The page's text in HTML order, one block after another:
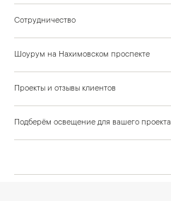
Сотрудничество
Шоурум на Нахимовском проспекте
Проекты и отзывы клиентов
Подберём освещение для вашего проекта